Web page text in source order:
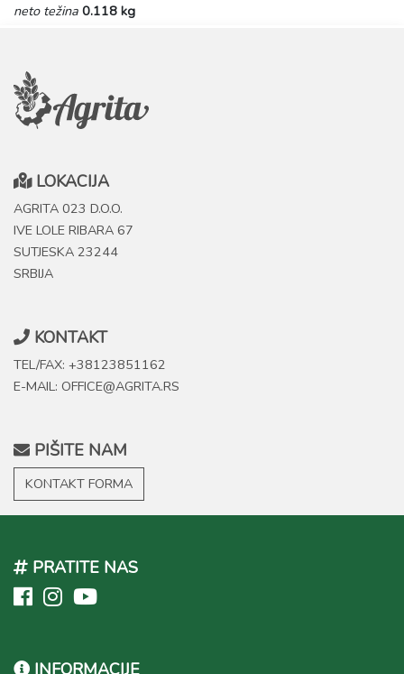
neto težina 0.118 kg
LOKACIJA
AGRITA 023 D.O.O.
IVE LOLE RIBARA 67
SUTJESKA 23244
SRBIJA
KONTAKT
TEL/FAX: +38123851162
E-MAIL: OFFICE@AGRITA.RS
PIŠITE NAM
KONTAKT FORMA
PRATITE NAS
INFORMACIJE